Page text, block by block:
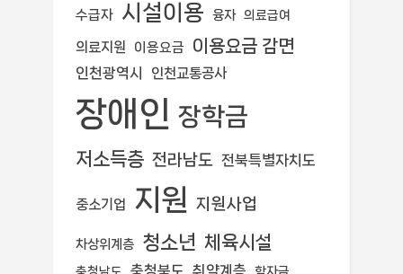
수급자 시설이용 융자 의료급여
의료지원 이용요금 이용요금 감면
인천광역시 인천교통공사
장애인 장학금
저소득층 전라남도 전북특별자치도
중소기업 지원 지원사업
차상위계층 청소년 체육시설
충청남도 충청북도 취약계층 학자금